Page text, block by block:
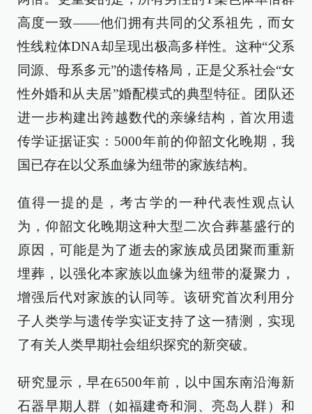
高度一致——他们拥有共同的父系祖先，而女
性线粒体DNA却呈现出极高多样性。这种“父系
同源、母系多元”的遗传格局，正是父系社会“女
性外婚和从夫居”婚配模式的典型特征。团队还
进一步构建出跨越数代的亲缘结构，首次用遗
传学证据证实：5000年前的仰韶文化晚期，我
国已存在以父系血缘为纽带的家族结构。
值得一提的是，考古学的一种代表性观点认
为，仰韶文化晚期这种大型二次合葬墓盛行的
原因，可能是为了逝去的家族成员团聚而重新
埋葬，以强化本家族以血缘为纽带的凝聚力，
增强后代对家族的认同等。该研究首次利用分
子人类学与遗传学实证支持了这一猜测，实现
了有关人类早期社会组织探究的新突破。
研究显示，早在6500年前，以中国东南沿海新
石器早期人群（如福建奇和洞、亮岛人群）和